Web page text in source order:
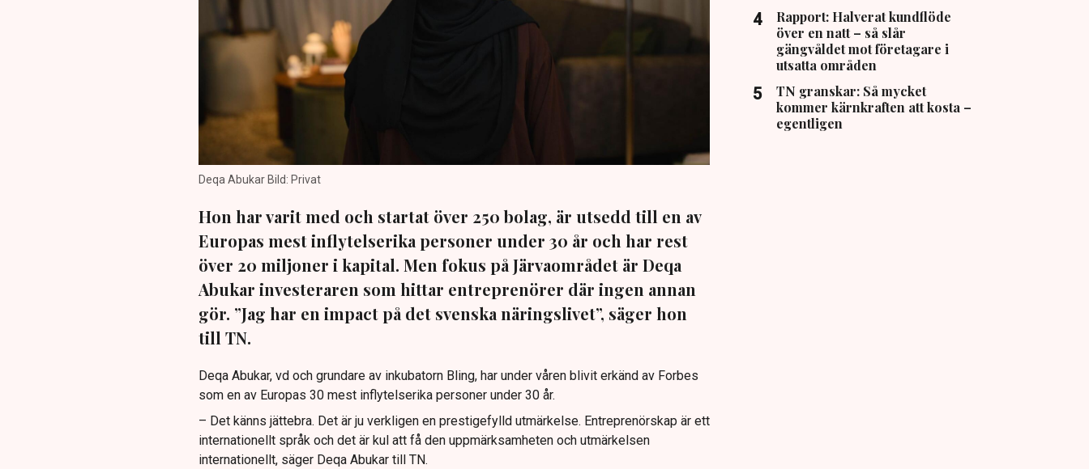
Deqa Abukar Bild: Privat
Hon har varit med och startat över 250 bolag, är utsedd till en av
Europas mest inflytelserika personer under 30 år och har rest
över 20 miljoner i kapital. Men fokus på Järvaområdet är Deqa
Abukar investeraren som hittar entreprenörer där ingen annan
gör. ”Jag har en impact på det svenska näringslivet”, säger hon
till TN.
Deqa Abukar, vd och grundare av inkubatorn Bling, har under våren blivit erkänd av Forbes
som en av Europas 30 mest inflytelserika personer under 30 år.
– Det känns jättebra. Det är ju verkligen en prestigefylld utmärkelse. Entreprenörskap är ett
internationellt språk och det är kul att få den uppmärksamheten och utmärkelsen
internationellt, säger Deqa Abukar till TN.
Rapport: Halverat kundflöde
över en natt – så slår
gängvåldet mot företagare i
utsatta områden
TN granskar: Så mycket
kommer kärnkraften att kosta –
egentligen